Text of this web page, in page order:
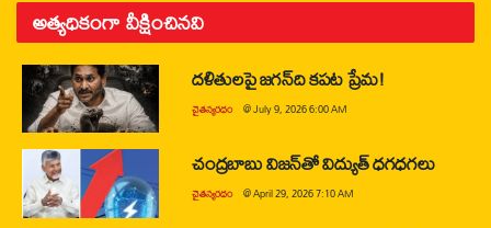
అత్యధికంగా వీక్షించినవి
దళితులపై జగన్‌ది కపట ప్రేమ!
చైతన్యరధం @July 9, 2026 6:00 AM
చంద్రబాబు విజన్‌తో విద్యుత్ ధగధగలు
చైతన్యరధం @April 29, 2026 7:10 AM